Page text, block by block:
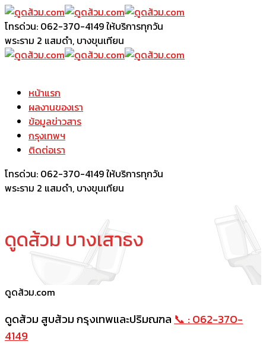
โทรด่วน: 062-370-4149ให้บริการทุกวัน
พระราม 2 แสมดำ, บางขุนเทียน
หน้าแรก
ผลงานของเรา
ข้อมูลข่าวสาร
กรุงเทพฯ
ติดต่อเรา
โทรด่วน: 062-370-4149ให้บริการทุกวัน
พระราม 2 แสมดำ, บางขุนเทียน
ดูดส้วม บางเสาธง
ดูดส้วม.com
ดูดส้วม สูบส้วม กรุงเทพและปริมณฑล 📞 : 062-370-
4149